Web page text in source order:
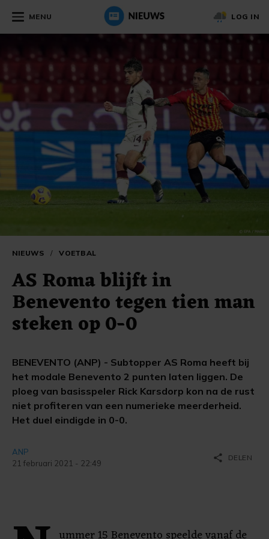
MENU LOG IN
NIEUWS / VOETBAL
AS Roma blijft in
Benevento tegen tien man
steken op 0-0
BENEVENTO (ANP) - Subtopper AS Roma heeft bij
het modale Benevento 2 punten laten liggen. De
ploeg van basisspeler Rick Karsdorp kon na de rust
niet profiteren van een numerieke meerderheid.
Het duel eindigde in 0-0.
ANP
21 februari 2021 - 22:49
share DELEN